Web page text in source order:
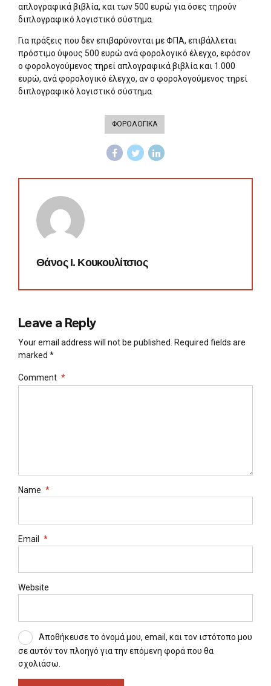
απλογραφικά βιβλία, και των 500 ευρώ για όσες τηρούν
διπλογραφικό λογιστικό σύστημα.
Για πράξεις που δεν επιβαρύνονται με ΦΠΑ, επιβάλλεται
πρόστιμο ύψους 500 ευρώ ανά φορολογικό έλεγχο, εφόσον
ο φορολογούμενος τηρεί απλογραφικά βιβλία και 1.000
ευρώ, ανά φορολογικό έλεγχο, αν ο φορολογούμενος τηρεί
διπλογραφικό λογιστικό σύστημα.
ΦΟΡΟΛΟΓΙΚΑ
Θάνος Ι. Κουκουλίτσιος
Leave a Reply
Your email address will not be published. Required fields are
marked *
Comment *
Name *
Email *
Website
Αποθήκευσε το όνομά μου, email, και τον ιστότοπο μου
σε αυτόν τον πλοηγό για την επόμενη φορά που θα
σχολιάσω.